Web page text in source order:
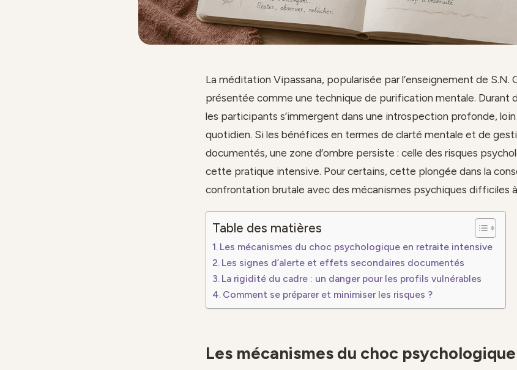
La méditation Vipassana, popularisée par l’enseignement de S.N.
présentée comme une technique de purification mentale. Durant
les participants s’immergent dans une introspection profonde,
quotidien. Si les bénéfices en termes de clarté mentale et de
documentés, une zone d’ombre persiste : celle des risques
cette pratique intensive. Pour certains, cette plongée dans la
confrontation brutale avec des mécanismes psychiques difficiles à
Table des matières
Les mécanismes du choc psychologique en retraite intensive
Les signes d’alerte et effets secondaires documentés
La rigidité du cadre : un danger pour les profils vulnérables
Comment se préparer et minimiser les risques ?
Les mécanismes du choc